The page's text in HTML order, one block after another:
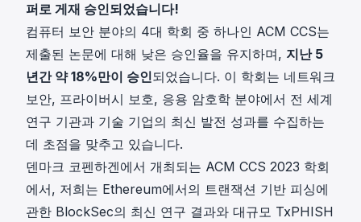
퍼로 게재 승인되었습니다!
컴퓨터 보안 분야의 4대 학회 중 하나인 ACM CCS는
제출된 논문에 대해 낮은 승인율을 유지하며, 지난 5
년간 약 18%만이 승인되었습니다. 이 학회는 네트워크
보안, 프라이버시 보호, 응용 암호학 분야에서 전 세계
연구 기관과 기술 기업의 최신 발전 성과를 수집하는
데 초점을 맞추고 있습니다.
덴마크 코펜하겐에서 개최되는 ACM CCS 2023 학회
에서, 저희는 Ethereum에서의 트랜잭션 기반 피싱에
관한 BlockSec의 최신 연구 결과와 대규모 TxPHISH